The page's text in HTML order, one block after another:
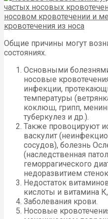
Общие причины могут
состояниях.
Основными
носовые
инфекции,
температуры
коклюш, грипп,
туберкулез и др.).
Также провоцируют
васкулит
сосудов), болезнь
(наследственная
геморрагического
недоразвитием
Недостаток
кислоты и витамина
Заболевания крови.
Носовые